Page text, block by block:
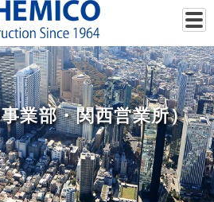
業部・関西営業所）